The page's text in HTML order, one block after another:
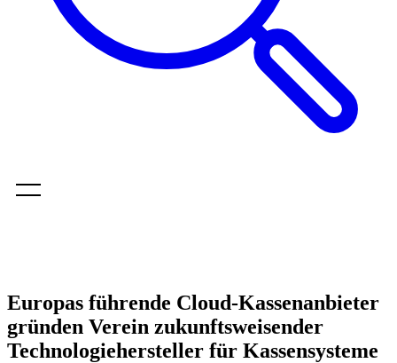
Europas führende Cloud-Kassenanbieter
gründen Verein zukunftsweisender
Technologiehersteller für Kassensysteme